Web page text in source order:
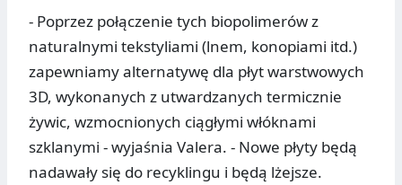
- Poprzez połączenie tych biopolimerów z
naturalnymi tekstyliami (lnem, konopiami itd.)
zapewniamy alternatywę dla płyt warstwowych
3D, wykonanych z utwardzanych termicznie
żywic, wzmocnionych ciągłymi włóknami
szklanymi - wyjaśnia Valera. - Nowe płyty będą
nadawały się do recyklingu i będą lżejsze.